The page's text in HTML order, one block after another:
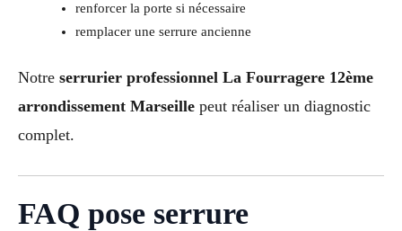
renforcer la porte si nécessaire
remplacer une serrure ancienne
Notre serrurier professionnel La Fourragere 12ème
arrondissement Marseille peut réaliser un diagnostic
complet.
FAQ pose serrure